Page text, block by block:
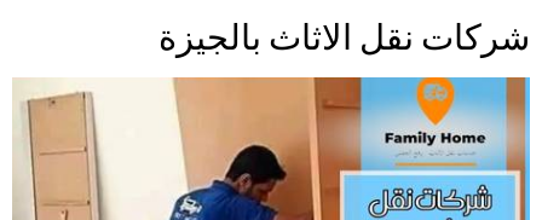
شركات نقل الاثاث بالجيزة